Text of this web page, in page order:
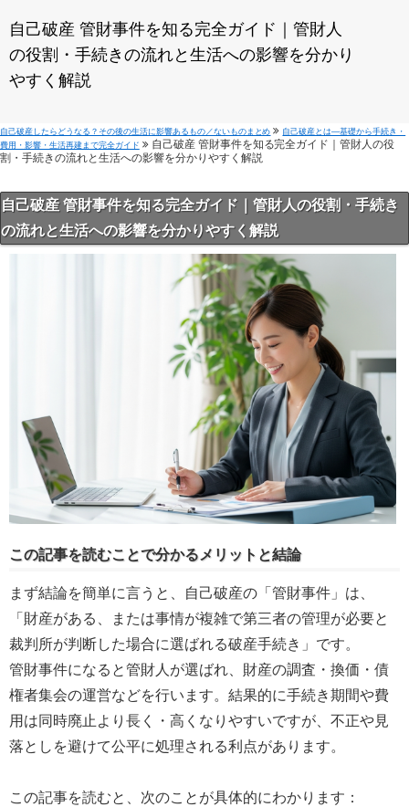
自己破産 管財事件を知る完全ガイド｜管財人
の役割・手続きの流れと生活への影響を分かり
やすく解説
自己破産したらどうなる？その後の生活に影響あるもの／ないものまとめ
自己破産とは—基礎から手続き・
費用・影響・生活再建まで完全ガイド
自己破産 管財事件を知る完全ガイド｜管財人の役
割・手続きの流れと生活への影響を分かりやすく解説
自己破産 管財事件を知る完全ガイド｜管財人の役割・手続き
の流れと生活への影響を分かりやすく解説
この記事を読むことで分かるメリットと結論
まず結論を簡単に言うと、自己破産の「管財事件」は、
「財産がある、または事情が複雑で第三者の管理が必要と
裁判所が判断した場合に選ばれる破産手続き」です。
管財事件になると管財人が選ばれ、財産の調査・換価・債
権者集会の運営などを行います。結果的に手続き期間や費
用は同時廃止より長く・高くなりやすいですが、不正や見
落としを避けて公平に処理される利点があります。
この記事を読むと、次のことが具体的にわかります：